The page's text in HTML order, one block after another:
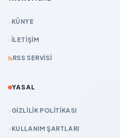
KÜNYE
İLETIŞIM
RSS SERVISI
YASAL
GIZLILIK POLITIKASI
KULLANIM ŞARTLARI